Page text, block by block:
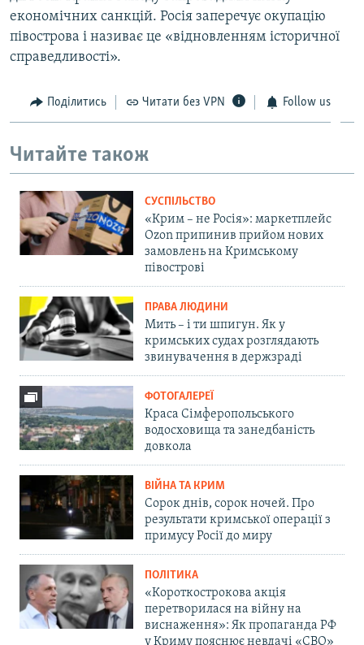
економічних санкцій. Росія заперечує окупацію
півострова і називає це «відновленням історичної
справедливості».
Поділитись Читати без VPN Follow us
Читайте також
СУСПІЛЬСТВО
«Крим – не Росія»: маркетплейс
Ozon припинив прийом нових
замовлень на Кримському
півострові
ПРАВА ЛЮДИНИ
Мить – і ти шпигун. Як у
кримських судах розглядають
звинувачення в держзраді
ФОТОГАЛЕРЕЇ
Краса Сімферопольського
водосховища та занедбаність
довкола
ВІЙНА ТА КРИМ
Сорок днів, сорок ночей. Про
результати кримської операції з
примусу Росії до миру
ПОЛІТИКА
«Короткострокова акція
перетворилася на війну на
виснаження»: Як пропаганда РФ
у Криму пояснює невдачі «СВО»